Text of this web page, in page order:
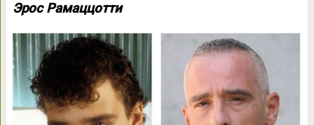
Эрос Рамаццотти